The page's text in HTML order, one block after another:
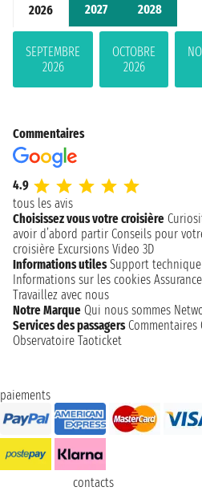
2026 2027 2028
SEPTEMBRE
2026
OCTOBRE
2026
Commentaires
4.9
tous les avis
Choisissez vous votre croisière
avoir d’abord partir Conseils pour
croisière Excursions Video 3D
Informations utiles Support technique
Informations sur les cookies Assurance
Travaillez avec nous
Notre Marque Qui nous sommes
Services des passagers Commentaires
Observatoire Taoticket
paiements
contacts